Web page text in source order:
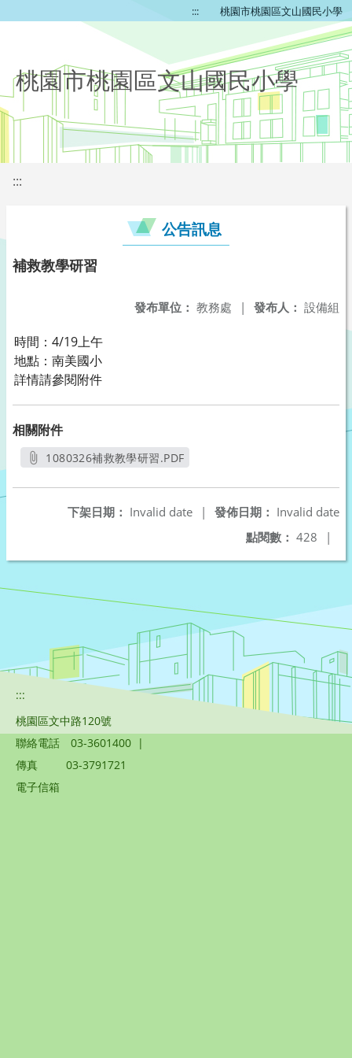
::: 桃園市桃園區文山國民小學
桃園市桃園區文山國民小學
:::
公告訊息
補救教學研習
發布人： 設備組
發布單位： 教務處 |
時間：4/19上午
地點：南美國小
詳情請參閱附件
相關附件
1080326補救教學研習.PDF
發佈日期： Invalid date
下架日期： Invalid date
|
點閱數： 428 |
:::
桃園區文中路120號
聯絡電話
03-3601400 |
傳真
03-3791721
電子信箱